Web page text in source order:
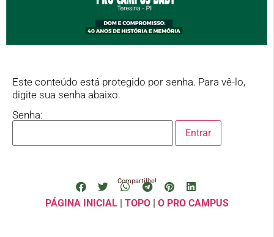
Este conteúdo está protegido por senha. Para vê-lo,
digite sua senha abaixo.
Senha:
Compartilhe!
PÁGINA INICIAL| TOPO| O PRO CAMPUS